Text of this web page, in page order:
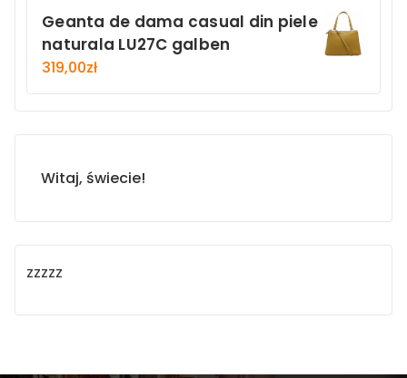
Geanta de dama casual din piele
naturala LU27C galben
319,00zł
Witaj, świecie!
zzzzz